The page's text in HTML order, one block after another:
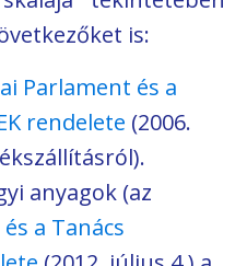
is:
Parlament és a
rendelete (2006.
anyagok (az
a Tanács